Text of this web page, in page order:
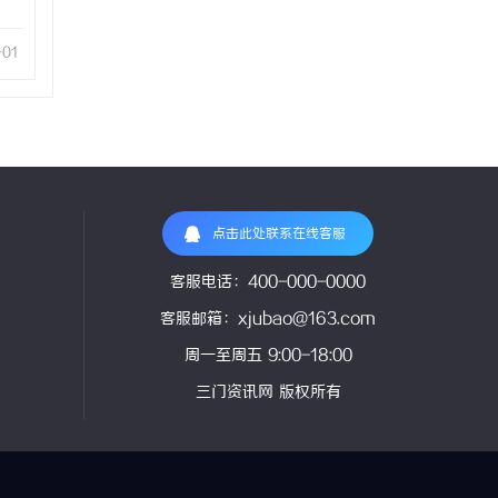
点击此处联系在线客服
客服电话：400-000-0000
客服邮箱：xjubao@163.com
周一至周五 9:00-18:00
三门资讯网 版权所有